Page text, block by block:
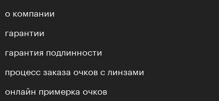
о компании
гарантии
гарантия подлинности
процесс заказа очков с линзами
онлайн примерка очков